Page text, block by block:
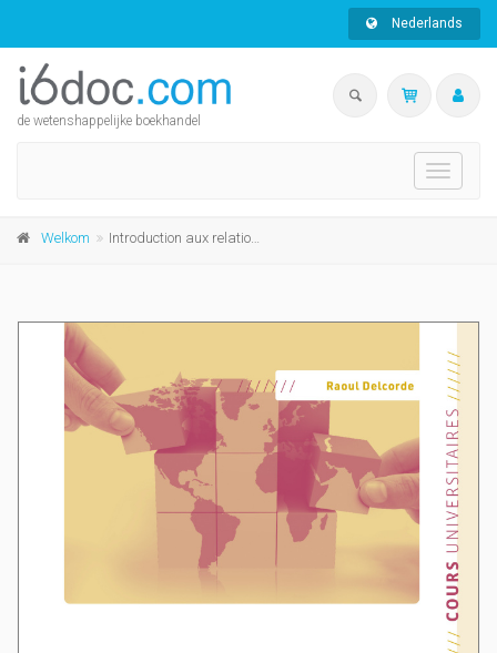
Nederlands
de wetenshappelijke boekhandel
Toggle
Welkom Introduction aux relations internationales